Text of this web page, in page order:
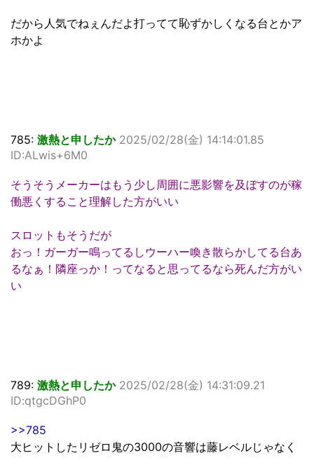
だから人気でねぇんだよ打ってて恥ずかしくなる台とかア
ホかよ
785: 激熱と申したか 2025/02/28(金) 14:14:01.85
ID:ALwis+6M0
そうそうメーカーはもう少し周囲に悪影響を及ぼすのが稼
働悪くすること理解した方がいい
スロットもそうだが
おっ！ガーガー鳴ってるしウーハー喚き散らかしてる台あ
るなぁ！隣座っか！ってなると思ってるなら死んだ方がい
い
789: 激熱と申したか 2025/02/28(金) 14:31:09.21
ID:qtgcDGhP0
>>785
大ヒットしたリゼロ鬼の3000の音響は藤レベルじゃなく